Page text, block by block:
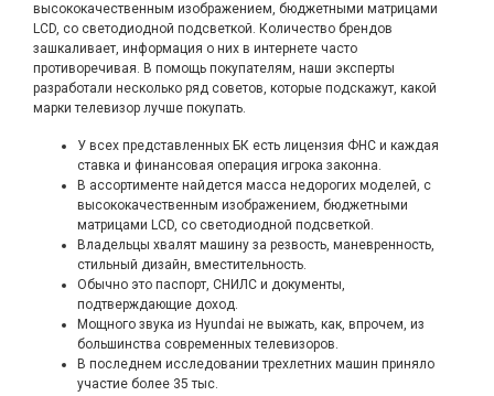
высококачественным изображением, бюджетными матрицами
LCD, со светодиодной подсветкой. Количество брендов
зашкаливает, информация о них в интернете часто
противоречивая. В помощь покупателям, наши эксперты
разработали несколько ряд советов, которые подскажут, какой
марки телевизор лучше покупать.
У всех представленных БК есть лицензия ФНС и каждая
ставка и финансовая операция игрока законна.
В ассортименте найдется масса недорогих моделей, с
высококачественным изображением, бюджетными
матрицами LCD, со светодиодной подсветкой.
Владельцы хвалят машину за резвость, маневренность,
стильный дизайн, вместительность.
Обычно это паспорт, СНИЛС и документы,
подтверждающие доход.
Мощного звука из Hyundai не выжать, как, впрочем, из
большинства современных телевизоров.
В последнем исследовании трехлетних машин приняло
участие более 35 тыс.